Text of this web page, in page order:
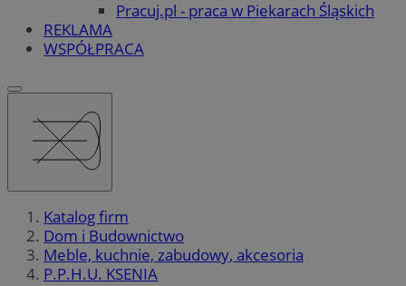
Pracuj.pl - praca w Piekarach Śląskich
REKLAMA
WSPÓŁPRACA
Katalog firm
Dom i Budownictwo
Meble, kuchnie, zabudowy, akcesoria
P.P.H.U. KSENIA